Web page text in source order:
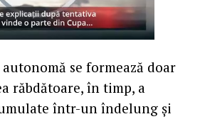
se formează doar
răbdătoare, în timp, a
într-un îndelung și